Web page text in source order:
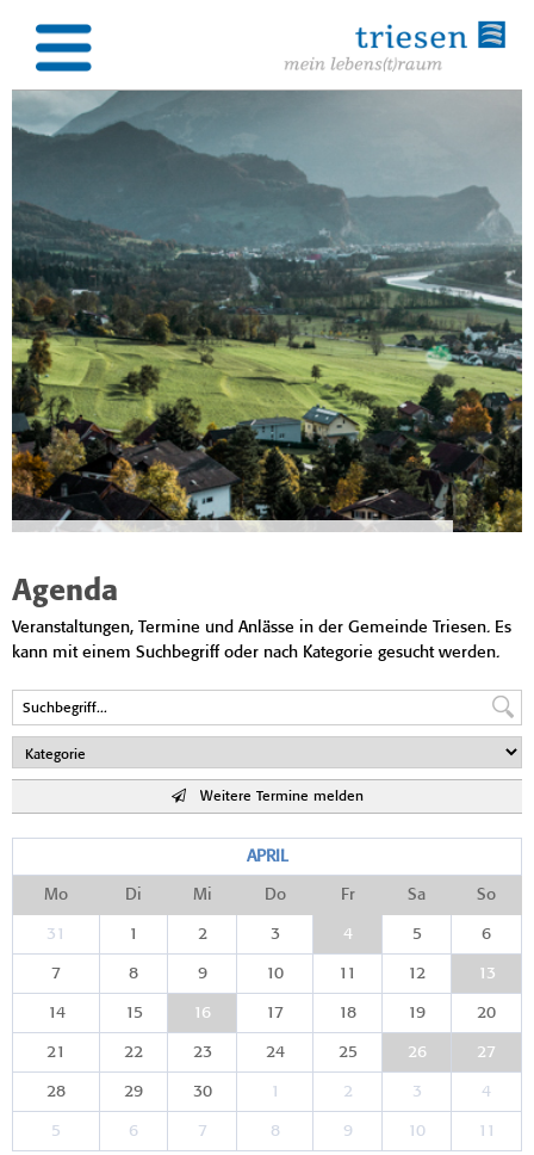
Agenda
Veranstaltungen, Termine und Anlässe in der Gemeinde Triesen. Es
kann mit einem Suchbegriff oder nach Kategorie gesucht werden.
Weitere Termine melden
APRIL
Mo Di Mi Do Fr Sa So
31 1 2 3 4 5 6
7 8 9 10 11 12 13
14 15 16 17 18 19 20
21 22 23 24 25 26 27
28 29 30 1 2 3 4
5 6 7 8 9 10 11